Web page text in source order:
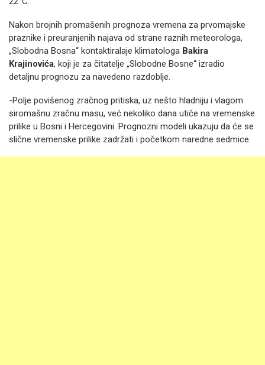
Nakon brojnih promašenih prognoza vremena za prvomajske
praznike i preuranjenih najava od strane raznih meteorologa,
„Slobodna Bosna“ kontaktiralaje klimatologa Bakira
Krajinovića, koji je za čitatelje „Slobodne Bosne“ izradio
detaljnu prognozu za navedeno razdoblje.
-Polje povišenog zračnog pritiska, uz nešto hladniju i vlagom
siromašnu zračnu masu, već nekoliko dana utiče na vremenske
prilike u Bosni i Hercegovini. Prognozni modeli ukazuju da će se
slične vremenske prilike zadržati i početkom naredne sedmice.